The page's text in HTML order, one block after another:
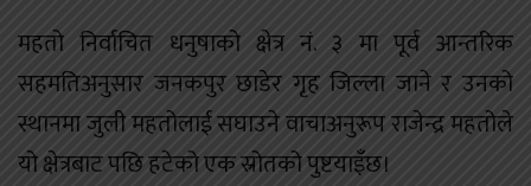
महतो निर्वाचित धनुषाको क्षेत्र नं. ३ मा पूर्व आन्तरिक
सहमतिअनुसार जनकपुर छाडेर गृह जिल्ला जाने र उनको
स्थानमा जुली महतोलाई सघाउने वाचाअनुरूप राजेन्द्र महतोले
यो क्षेत्रबाट पछि हटेको एक स्रोतको पुष्टयाइँछ।